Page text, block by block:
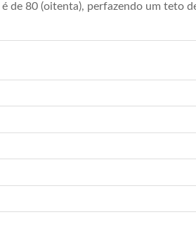
de 80 (oitenta), perfazendo um teto